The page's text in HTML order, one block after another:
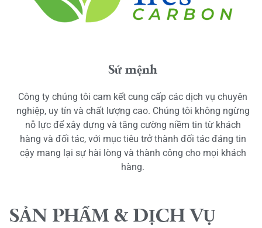
Sứ mệnh
Công ty chúng tôi cam kết cung cấp các dịch vụ chuyên
nghiệp, uy tín và chất lượng cao. Chúng tôi không ngừng
nỗ lực để xây dựng và tăng cường niềm tin từ khách
hàng và đối tác, với mục tiêu trở thành đối tác đáng tin
cậy mang lại sự hài lòng và thành công cho mọi khách
hàng.
SẢN PHẨM & DỊCH VỤ